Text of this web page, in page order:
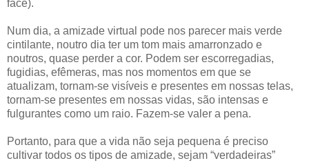
face).
Num dia, a amizade virtual pode nos parecer mais verde
cintilante, noutro dia ter um tom mais amarronzado e
noutros, quase perder a cor. Podem ser escorregadias,
fugidias, efêmeras, mas nos momentos em que se
atualizam, tornam-se visíveis e presentes em nossas telas,
tornam-se presentes em nossas vidas, são intensas e
fulgurantes como um raio. Fazem-se valer a pena.
Portanto, para que a vida não seja pequena é preciso
cultivar todos os tipos de amizade, sejam “verdadeiras”